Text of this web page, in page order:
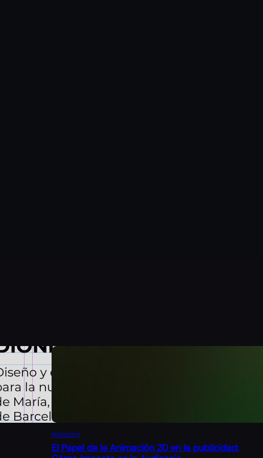
Marketing
El Papel de la Animación 2D en la publicidad: